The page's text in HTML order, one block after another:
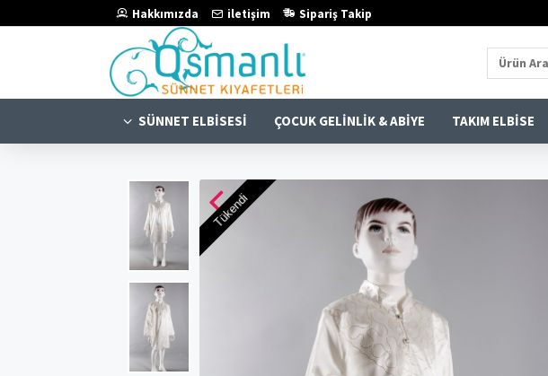
Hakkımızda iletişim Sipariş Takip
SÜNNET ELBISESI ÇOCUK GELINLIK & ABIYE TAKIM ELBISE
Tükendi